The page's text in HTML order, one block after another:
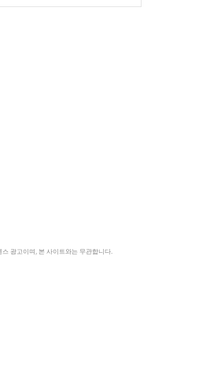
광고이며, 본 사이트와는 무관합니다.